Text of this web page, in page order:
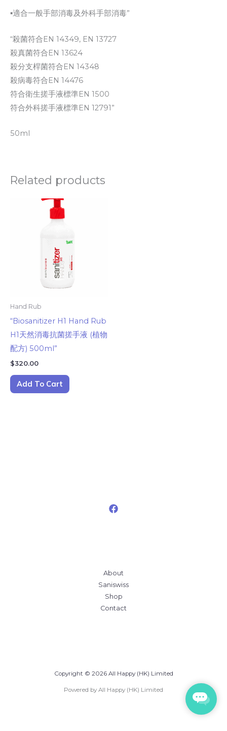
▪適合一般手部消毒及外科手部消毒”
“殺菌符合EN 14349, EN 13727
殺真菌符合EN 13624
殺分支桿菌符合EN 14348
殺病毒符合EN 14476
符合衛生搓手液標準EN 1500
符合外科搓手液標準EN 12791”
50ml
Related products
Hand Rub
“Biosanitizer H1 Hand Rub
H1天然消毒抗菌搓手液 (植物
配方) 500ml”
$320.00
Add To Cart
About
Saniswiss
Shop
Contact
Copyright © 2026 All Happy (HK) Limited
Powered by All Happy (HK) Limited